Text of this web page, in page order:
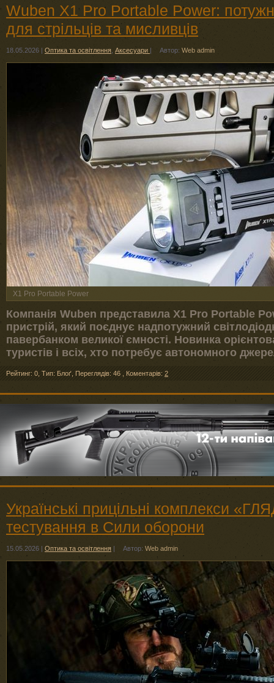
Wuben X1 Pro Portable Power:
для стрільців та мисливців
18.05.2026 | Оптика та освітлення Аксесуари | Автор: Web admin
X1 Pro Portable Power
Компанія Wuben представила X1 Pro Portable
пристрій, який поєднує надпотужний
павербанком великої ємності. Новинка
туристів і всіх, хто потребує автономного
Рейтинг: 0 Тип: Блоґ Переглядів: 46 Коментарів: 2
Українські прицільні комплекси
тестування в Сили оборони
15.05.2026 | Оптика та освітлення | Автор: Web admin